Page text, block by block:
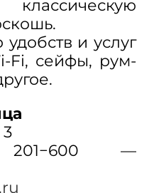
и услуг
Fi, сейфы, рум-
—